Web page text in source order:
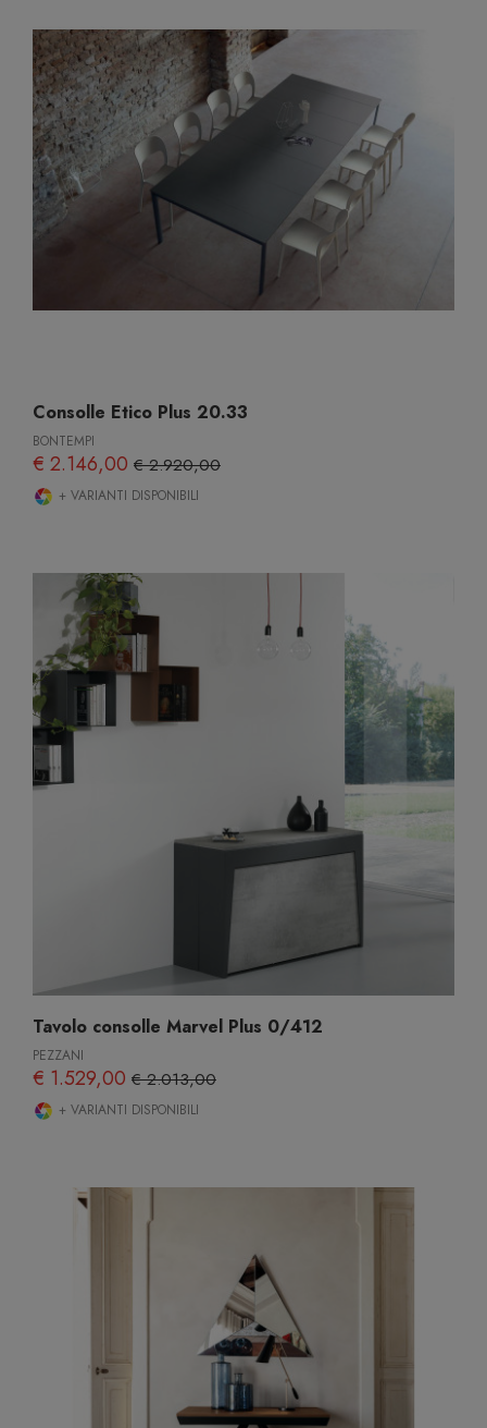
Consolle Etico Plus 20.33
BONTEMPI
€ 2.146,00 € 2.920,00
+ VARIANTI DISPONIBILI
Tavolo consolle Marvel Plus 0/412
PEZZANI
€ 1.529,00 € 2.013,00
+ VARIANTI DISPONIBILI